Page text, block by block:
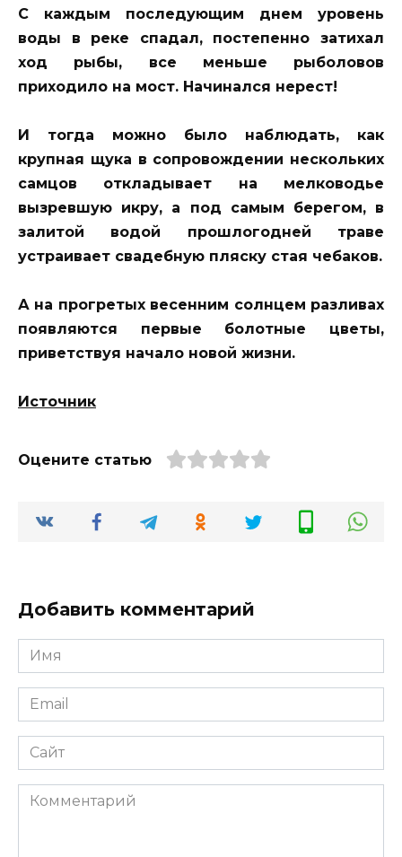
С каждым последующим днем уровень
воды в реке спадал, постепенно затихал
ход рыбы, все меньше рыболовов
приходило на мост. Начинался нерест!
И тогда можно было наблюдать, как
крупная щука в сопровождении нескольких
самцов откладывает на мелководье
вызревшую икру, а под самым берегом, в
залитой водой прошлогодней траве
устраивает свадебную пляску стая чебаков.
А на прогретых весенним солнцем разливах
появляются первые болотные цветы,
приветствуя начало новой жизни.
Источник
Оцените статью
Добавить комментарий
Имя
*
Email
*
Сайт
Комментарий